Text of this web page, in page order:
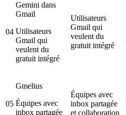
04
Gemini dans
Gmail
Utilisateurs
Gmail qui
veulent du
gratuit intégré
Utilisateurs
Gmail qui
veulent du
gratuit intégré
05
Gmelius
Équipes avec
inbox partagée
Équipes avec
inbox partagée
et collaboration